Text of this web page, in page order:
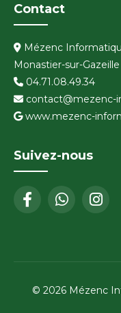
Contact
Mézenc
Monastier-sur-Gazeille
04.71.08.49.34
contact@mezenc-
www.mezenc-
Suivez-nous
© 2026 Mézenc